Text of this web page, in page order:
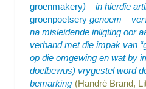
groenmakery) – in hierdie
groenpoetsery genoem –
na misleidende inligting oor
verband met die impak van
op die omgewing en wat by
doelbewus) vrygestel word
bemarking (Handré Brand,